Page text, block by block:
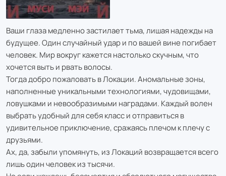
Ваши глаза медленно застилает тьма, лишая надежды на
будущее. Один случайный удар и по вашей вине погибает
человек. Мир вокруг кажется настолько скучным, что
хочется выть и рвать волосы.
Тогда добро пожаловать в Локации. Аномальные зоны,
наполненные уникальными технологиями, чудовищами,
ловушками и невообразимыми наградами. Каждый волен
выбрать удобный для себя класс и отправиться в
удивительное приключение, сражаясь плечом к плечу с
друзьями.
Ах, да, забыли упомянуть, из Локаций возвращается всего
лишь один человек из тысячи.